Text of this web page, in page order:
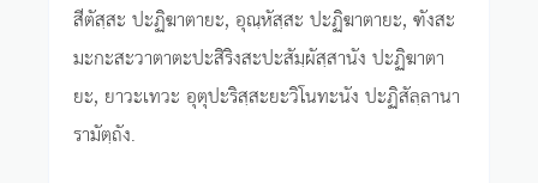
สีตัสฺสะ ปะฏิฆาตายะ, อุณฺหัสฺสะ ปะฏิฆาตายะ, ฑังสะ
มะกะสะวาตาตะปะสิริงสะปะสัมฺผัสฺสานัง ปะฏิฆาตา
ยะ, ยาวะเทวะ อุตุปะริสฺสะยะวิโนทะนัง ปะฏิสัลฺลานา
รามัตฺถัง.